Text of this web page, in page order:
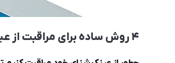
۴ روش ساده برای مراقبت از عینک شنای شما